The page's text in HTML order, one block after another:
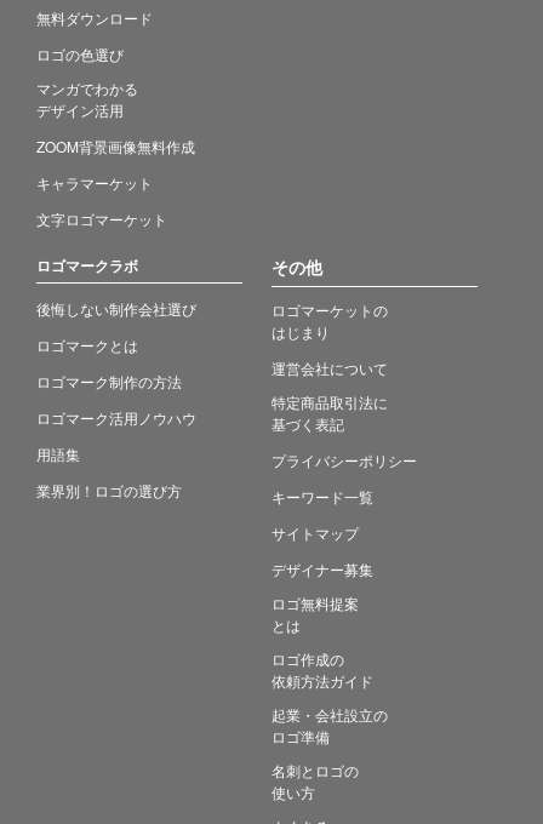
無料ダウンロード
ロゴの色選び
マンガでわかる
デザイン活用
ZOOM背景画像無料作成
キャラマーケット
文字ロゴマーケット
ロゴマークラボ
後悔しない制作会社選び
ロゴマークとは
ロゴマーク制作の方法
ロゴマーク活用ノウハウ
用語集
業界別！ロゴの選び方
その他
ロゴマーケットの
はじまり
運営会社について
特定商品取引法に
基づく表記
プライバシーポリシー
キーワード一覧
サイトマップ
デザイナー募集
ロゴ無料提案
とは
ロゴ作成の
依頼方法ガイド
起業・会社設立の
ロゴ準備
名刺とロゴの
使い方